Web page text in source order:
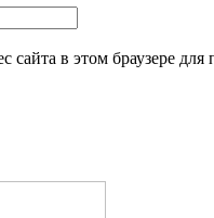
сайта в этом браузере